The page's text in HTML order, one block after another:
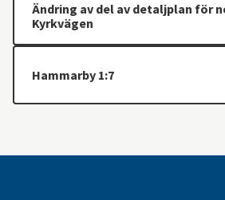
Ändring av del av detaljplan för
Kyrkvägen
Hammarby 1:7